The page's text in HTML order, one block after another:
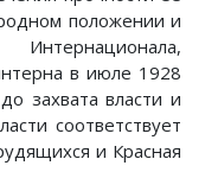
положении и
в июле 1928
захвата власти и
соответствует
и Красная